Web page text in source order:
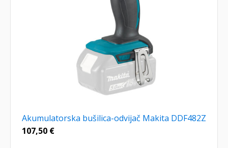
Akumulatorska bušilica-odvijač Makita DDF482Z
107,50 €